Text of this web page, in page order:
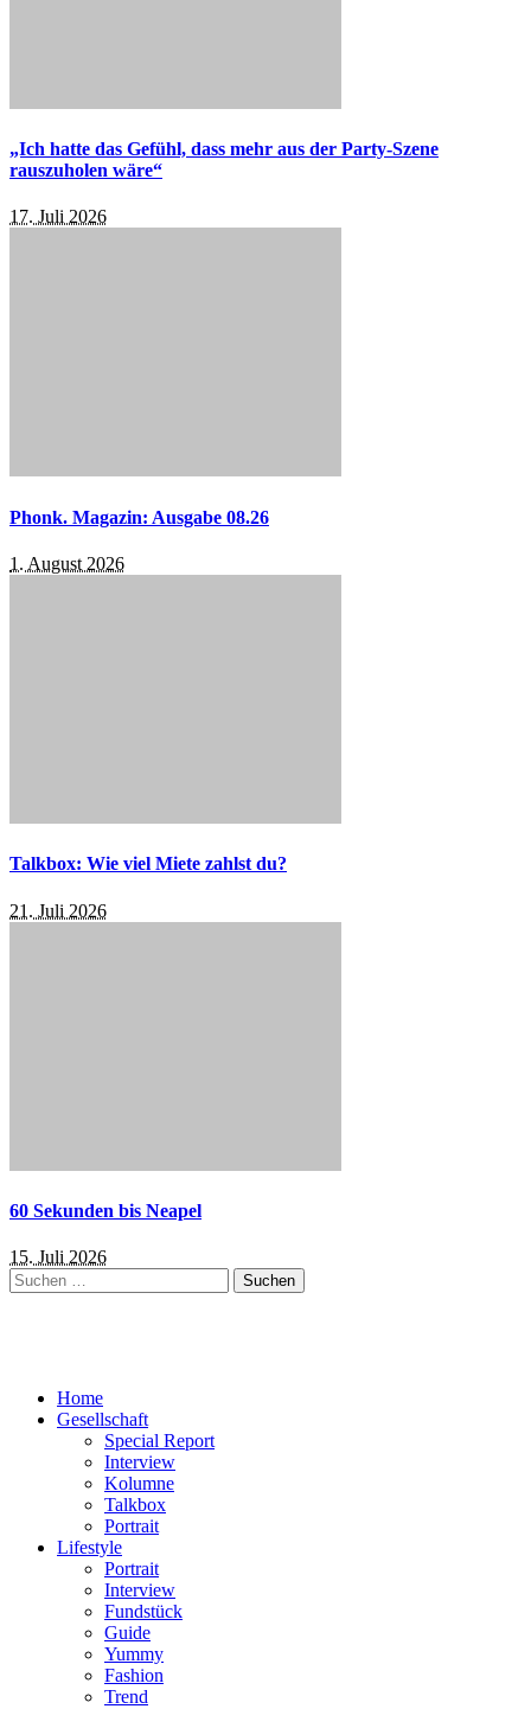
„Ich hatte das Gefühl, dass mehr aus der Party-Szene
rauszuholen wäre“
17. Juli 2026
Phonk. Magazin: Ausgabe 08.26
1. August 2026
Talkbox: Wie viel Miete zahlst du?
21. Juli 2026
60 Sekunden bis Neapel
15. Juli 2026
Suchen
nach:
Home
Gesellschaft
Special Report
Interview
Kolumne
Talkbox
Portrait
Lifestyle
Portrait
Interview
Fundstück
Guide
Yummy
Fashion
Trend